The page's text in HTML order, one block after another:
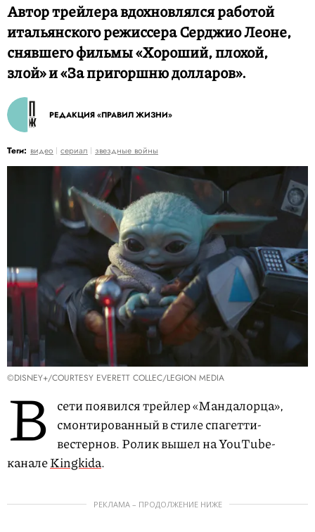
Автор трейлера вдохновлялся работой
итальянского режиссера Серджио Леоне,
снявшего фильмы «Хороший, плохой,
злой» и «За пригоршню долларов».
РЕДАКЦИЯ «ПРАВИЛ ЖИЗНИ»
Теги: видео сериал звездные войны
©DISNEY+/COURTESY EVERETT COLLEC/LEGION MEDIA
В
сети появился трейлер «Мандалорца»,
смонтированный в стиле спагетти-
вестернов. Ролик вышел на YouTube-
каналеKingkida.
РЕКЛАМА – ПРОДОЛЖЕНИЕ НИЖЕ